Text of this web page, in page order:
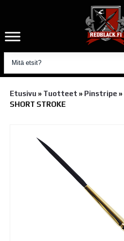
Etusivu » Tuotteet » Pinstripe »
SHORT STROKE